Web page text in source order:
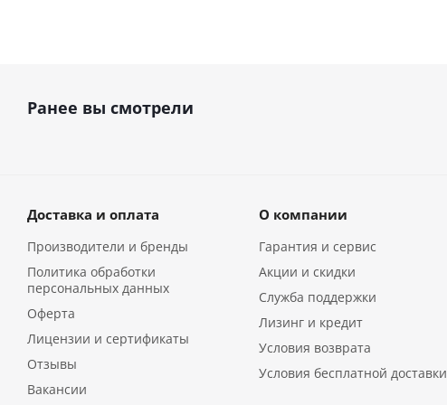
Ранее вы смотрели
Доставка и оплата
Производители и бренды
Политика обработки
персональных данных
Оферта
Лицензии и сертификаты
Отзывы
Вакансии
О компании
Гарантия и сервис
Акции и скидки
Служба поддержки
Лизинг и кредит
Условия возврата
Условия бесплатной доставки